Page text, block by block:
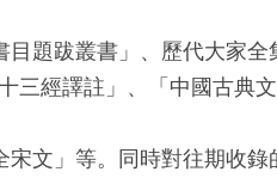
題跋叢書」、歷代大家
三經譯註」、「中國古典
文」等。同時對往期收